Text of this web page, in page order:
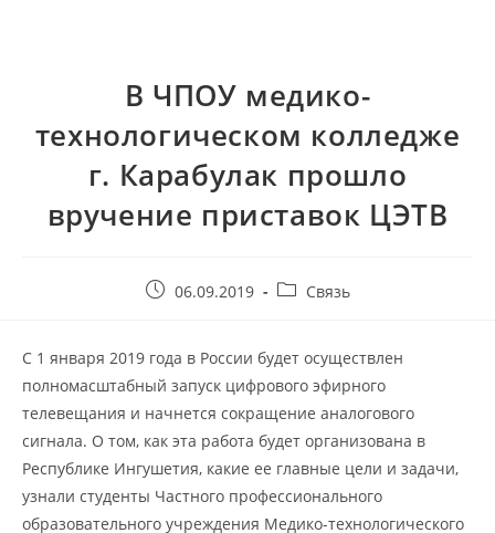
В ЧПОУ медико-
технологическом колледже
г. Карабулак прошло
вручение приставок ЦЭТВ
06.09.2019 Связь
С 1 января 2019 года в России будет осуществлен
полномасштабный запуск цифрового эфирного
телевещания и начнется сокращение аналогового
сигнала. О том, как эта работа будет организована в
Республике Ингушетия, какие ее главные цели и задачи,
узнали студенты Частного профессионального
образовательного учреждения Медико-технологического